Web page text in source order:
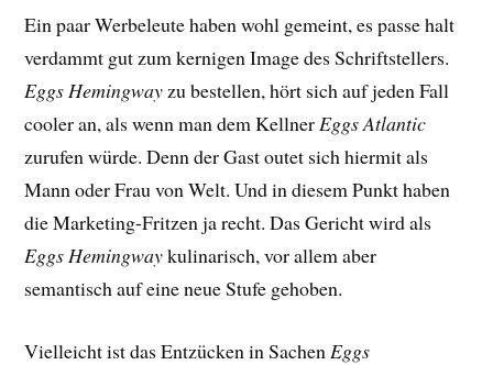
Ein paar Werbeleute haben wohl gemeint, es passe halt
verdammt gut zum kernigen Image des Schriftstellers.
Eggs Hemingwayzu bestellen, hört sich auf jeden Fall
cooler an, als wenn man dem KellnerEggs Atlantic
zurufen würde. Denn der Gast outet sich hiermit als
Mann oder Frau von Welt. Und in diesem Punkt haben
die Marketing-Fritzen ja recht. Das Gericht wird als
Eggs Hemingwaykulinarisch, vor allem aber
semantisch auf eine neue Stufe gehoben.
Vielleicht ist das Entzücken in Sachen Eggs